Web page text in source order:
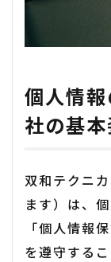
個人情
社の基
双和テクニ
ます）は、
「個人情報
を遵守する